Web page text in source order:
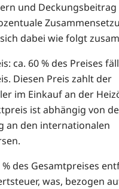
und Deckungsbeitrag
dabei wie folgt
ca. 60 % des Preises
Diesen Preis zahlt der
im Einkauf an der
ist abhängig von
an den internationalen
des Gesamtpreises
was, bezogen